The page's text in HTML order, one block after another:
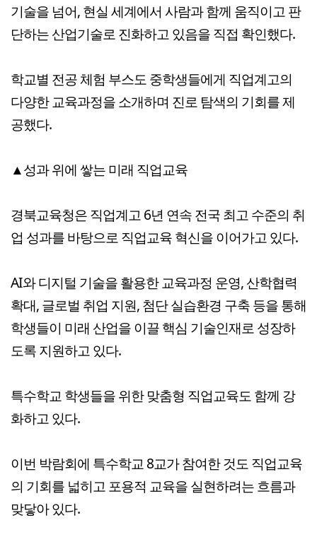
기술을 넘어, 현실 세계에서 사람과 함께 움직이고 판
단하는 산업기술로 진화하고 있음을 직접 확인했다.
학교별 전공 체험 부스도 중학생들에게 직업계고의
다양한 교육과정을 소개하며 진로 탐색의 기회를 제
공했다.
▲성과 위에 쌓는 미래 직업교육
경북교육청은 직업계고 6년 연속 전국 최고 수준의 취
업 성과를 바탕으로 직업교육 혁신을 이어가고 있다.
AI와 디지털 기술을 활용한 교육과정 운영, 산학협력
확대, 글로벌 취업 지원, 첨단 실습환경 구축 등을 통해
학생들이 미래 산업을 이끌 핵심 기술인재로 성장하
도록 지원하고 있다.
특수학교 학생들을 위한 맞춤형 직업교육도 함께 강
화하고 있다.
이번 박람회에 특수학교 8교가 참여한 것도 직업교육
의 기회를 넓히고 포용적 교육을 실현하려는 흐름과
맞닿아 있다.